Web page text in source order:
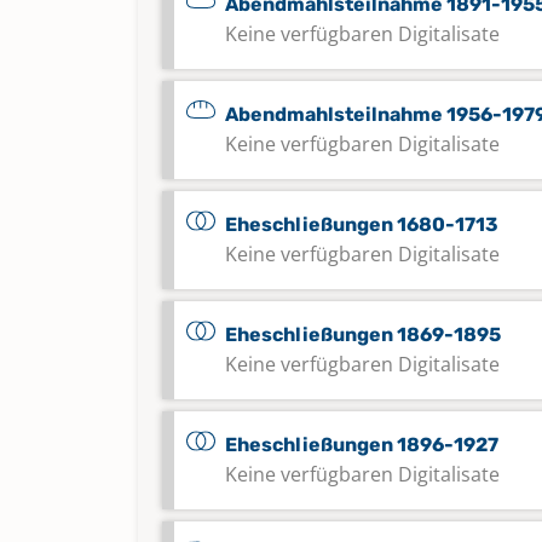
Keine verfügbaren Digitalisate
Abendmahlsteilnahme 1956-
Keine verfügbaren Digitalisate
Eheschließungen 1680-1713
Keine verfügbaren Digitalisate
Eheschließungen 1869-1895
Keine verfügbaren Digitalisate
Eheschließungen 1896-1927
Keine verfügbaren Digitalisate